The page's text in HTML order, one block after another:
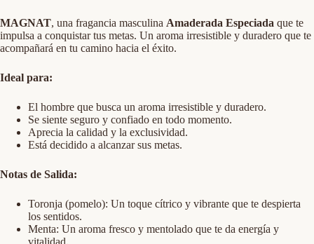
MAGNAT, una fragancia masculina Amaderada Especiada que te
impulsa a conquistar tus metas. Un aroma irresistible y duradero que te
acompañará en tu camino hacia el éxito.
Ideal para:
El hombre que busca un aroma irresistible y duradero.
Se siente seguro y confiado en todo momento.
Aprecia la calidad y la exclusividad.
Está decidido a alcanzar sus metas.
Notas de Salida:
Toronja (pomelo): Un toque cítrico y vibrante que te despierta
los sentidos.
Menta: Un aroma fresco y mentolado que te da energía y